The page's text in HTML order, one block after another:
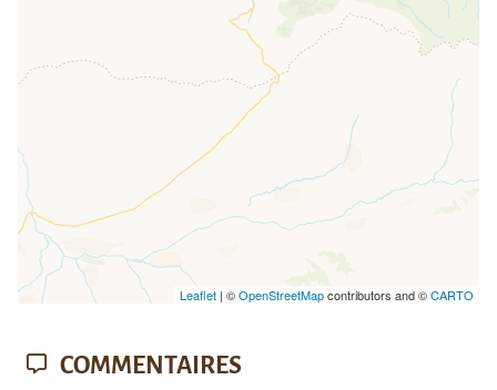
Leaflet| ©OpenStreetMapcontributors and ©CARTO
COMMENTAIRES